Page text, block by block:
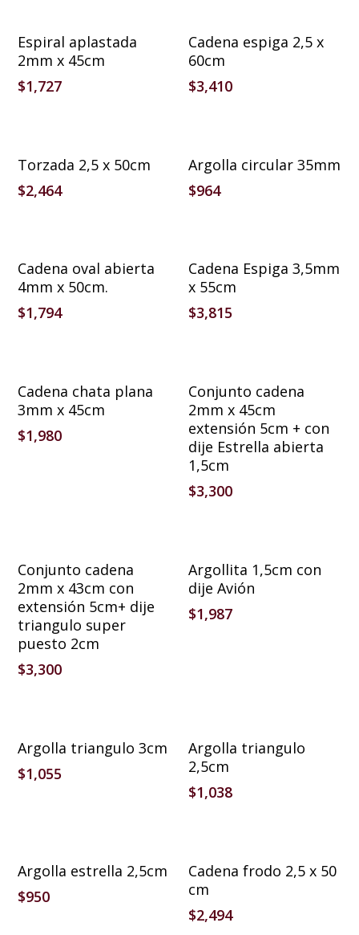
Añadir Al Carrito
Espiral aplastada
2mm x 45cm
$1,727
Cadena espiga 2,5 x
60cm
$3,410
Añadir Al Carrito
Torzada 2,5 x 50cm
$2,464
Añadir Al Carrito
Argolla circular 35mm
$964
Añadir Al Carrito
Cadena oval abierta
4mm x 50cm.
$1,794
Añadir Al Carrito
Cadena Espiga 3,5mm
x 55cm
$3,815
Añadir Al Carrito
Cadena chata plana
3mm x 45cm
$1,980
Añadir Al Carrito
Conjunto cadena
2mm x 45cm
extensión 5cm + con
dije Estrella abierta
1,5cm
$3,300
Añadir Al Carrito
Conjunto cadena
2mm x 43cm con
extensión 5cm+ dije
triangulo super
puesto 2cm
$3,300
Argollita 1,5cm con
dije Avión
$1,987
Añadir Al Carrito
Argolla triangulo 3cm
$1,055
Añadir Al Carrito
Argolla triangulo
2,5cm
$1,038
Añadir Al Carrito
Argolla estrella 2,5cm
$950
Añadir Al Carrito
Cadena frodo 2,5 x 50
cm
$2,494